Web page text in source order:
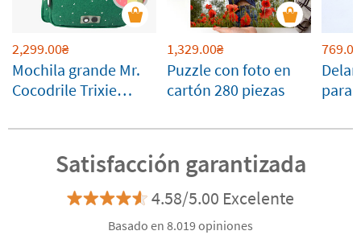
2,299.00₴
Mochila grande Mr.
Cocodrile Trixie
1,329.00₴
Puzzle con foto en
cartón 280 piezas
769.00
para
Satisfacción garantizada
4.58/5.00 Excelente
Basado en 8.019 opiniones